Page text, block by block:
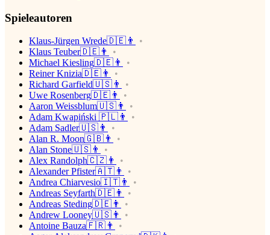
Spieleautoren
Klaus-Jürgen Wrede🇩🇪👨
Klaus Teuber🇩🇪👨
Michael Kiesling🇩🇪👨
Reiner Knizia🇩🇪👨
Richard Garfield🇺🇸👨
Uwe Rosenberg🇩🇪👨
Aaron Weissblum🇺🇸👨
Adam Kwapiński 🇵🇱👨
Adam Sadler🇺🇸👨
Alan R. Moon🇬🇧👨
Alan Stone🇺🇸👨
Alex Randolph🇨🇿👨
Alexander Pfister🇦🇹👨
Andrea Chiarvesio🇮🇹👨
Andreas Seyfarth🇩🇪👨
Andreas Steding🇩🇪👨
Andrew Looney🇺🇸👨
Antoine Bauza🇫🇷👨